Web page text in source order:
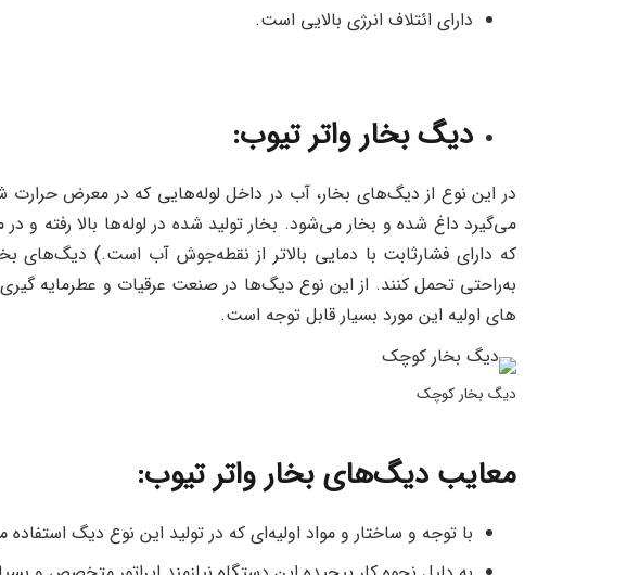
دارای ائتلاف انرژی بالایی است.
دیگ بخار واتر تیوب:
در این نوع از دیگ‌های بخار، آب در داخل لوله‌هایی که در معرض حرارت
می‌گیرد داغ شده و بخار می‌شود. بخار تولید شده در لوله‌ها بالا
که دارای فشارثابت با دمایی بالاتر از نقطه‌جوش آب است.) دیگ‌های
های اولیه این مورد بسیار قابل توجه است.
دیگ بخار کوچک
معایب دیگ‌های بخار واتر تیوب:
با توجه و ساختار و مواد اولیه‌ای که در تولید این نوع دیگ